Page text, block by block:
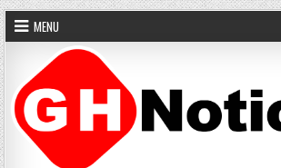
Skip
to
content
MENU